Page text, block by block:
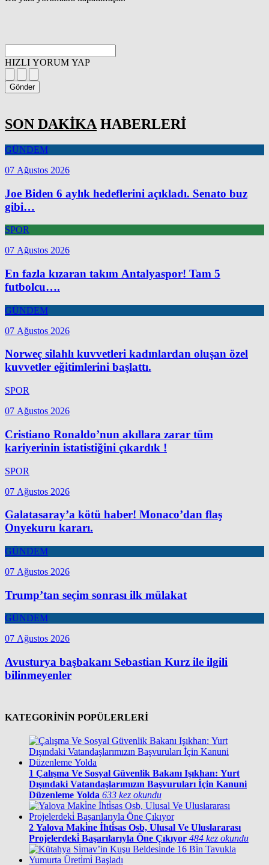
HIZLI YORUM YAP
Gönder
SON DAKİKA HABERLERİ
GÜNDEM
07 Ağustos 2026
Joe Biden 6 aylık hedeflerini açıkladı. Senato buz
gibi…
SPOR
07 Ağustos 2026
En fazla kızaran takım Antalyaspor! Tam 5
futbolcu….
GÜNDEM
07 Ağustos 2026
Norweç silahlı kuvvetleri kadınlardan oluşan özel
kuvvetler eğitimlerini başlattı.
SPOR
07 Ağustos 2026
Cristiano Ronaldo’nun akıllara zarar tüm
kariyerinin istatistiğini çıkardık !
SPOR
07 Ağustos 2026
Galatasaray’a kötü haber! Monaco’dan flaş
Onyekuru kararı.
GÜNDEM
07 Ağustos 2026
Trump’tan seçim sonrası ilk mülakat
GÜNDEM
07 Ağustos 2026
Avusturya başbakanı Sebastian Kurz ile ilgili
bilinmeyenler
KATEGORİNİN POPÜLERLERİ
1 Çalışma Ve Sosyal Güvenlik Bakanı Işıkhan: Yurt
Dışındaki Vatandaşlarımızın Başvuruları İçin Kanuni
Düzenleme Yolda 633 kez okundu
2 Yalova Maki̇ne İhti̇sas Osb, Ulusal Ve Uluslararası
Projelerdeki̇ Başarılarıyla Öne Çıkıyor 484 kez okundu